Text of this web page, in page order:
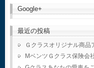
Google+
最近の投稿
Ｇクラスオリジナル商品
MベンツＧクラス保険会